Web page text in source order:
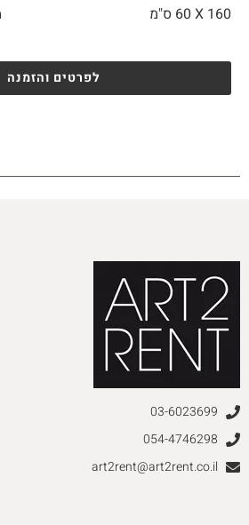
160 X
לפרטים והזמנה
03-6023699
054-4746298
art2rent@art2rent.co.il